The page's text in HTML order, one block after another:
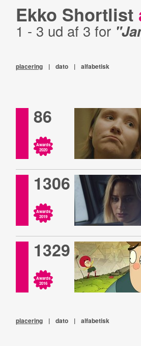
Ekko Shortlist
1 - 3 ud af 3 for
placering | dato | alfabetisk
86
Awards
2020
1306
Awards
2019
1329
Awards
2016
placering | dato | alfabetisk